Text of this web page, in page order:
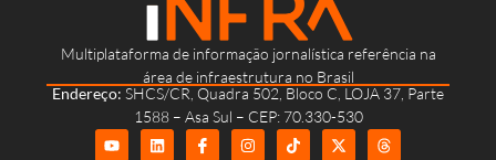
Multiplataforma de informação jornalística referência na
área de infraestrutura no Brasil
Endereço: SHCS/CR, Quadra 502, Bloco C, LOJA 37, Parte
1588 – Asa Sul – CEP: 70.330-530